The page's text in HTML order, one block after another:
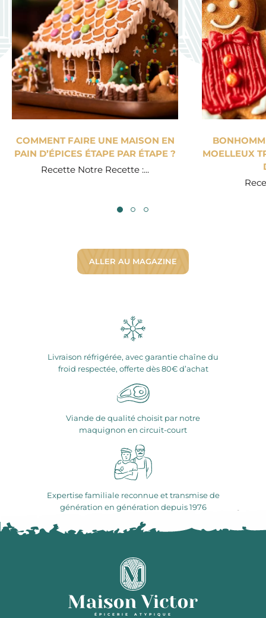
COMMENT FAIRE UNE MAISON EN
PAIN D’ÉPICES ÉTAPE PAR ÉTAPE ?
Recette Notre Recette :...
MOELLEUX
ALLER AU MAGAZINE
Livraison réfrigérée, avec garantie chaîne du
froid respectée, offerte dès 80€ d’achat
Viande de qualité choisit par notre
maquignon en circuit-court
Expertise familiale reconnue et transmise de
génération en génération depuis 1976
ÉPICERIE ATYPIQUE